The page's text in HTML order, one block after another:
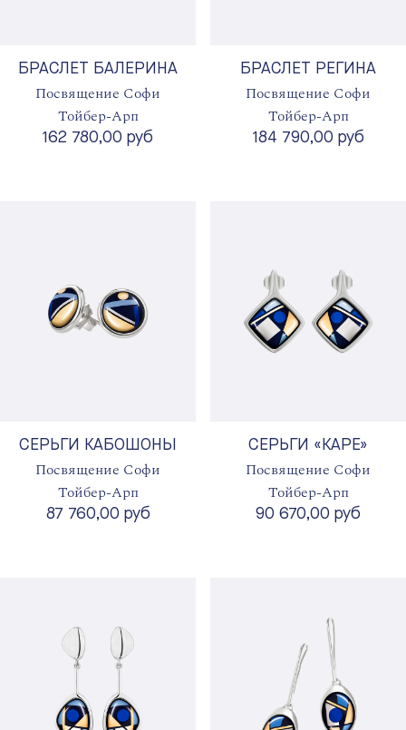
БРАСЛЕТ БАЛЕРИНА
Посвящение Софи
Тойбер-Арп
162 780,00 руб
БРАСЛЕТ РЕГИНА
Посвящение Софи
Тойбер-Арп
184 790,00 руб
СЕРЬГИ КАБОШОНЫ
Посвящение Софи
Тойбер-Арп
87 760,00 руб
СЕРЬГИ «КАРЕ»
Посвящение Софи
Тойбер-Арп
90 670,00 руб